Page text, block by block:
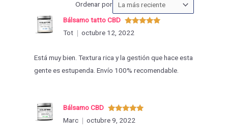
Ordenar por
las
Valorado
con
Bálsamo tatto CBD
Tot
octubre 12, 2022
Está muy bien. Textura rica y la gestión que hace esta
gente es estupenda. Envío 100% recomendable.
Valorado
con5de 5
Bálsamo CBD
Marc
octubre 9, 2022